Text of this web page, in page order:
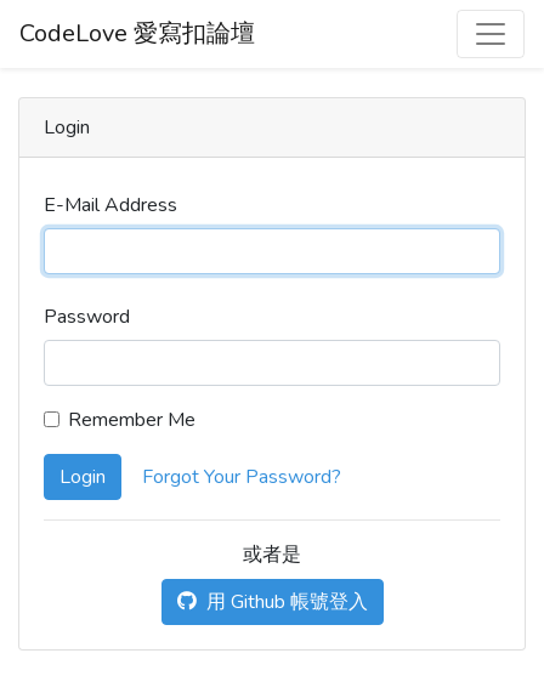
CodeLove 愛寫扣論壇
Login
E-Mail Address
Password
Remember Me
Login Forgot Your Password?
或者是
用 Github 帳號登入